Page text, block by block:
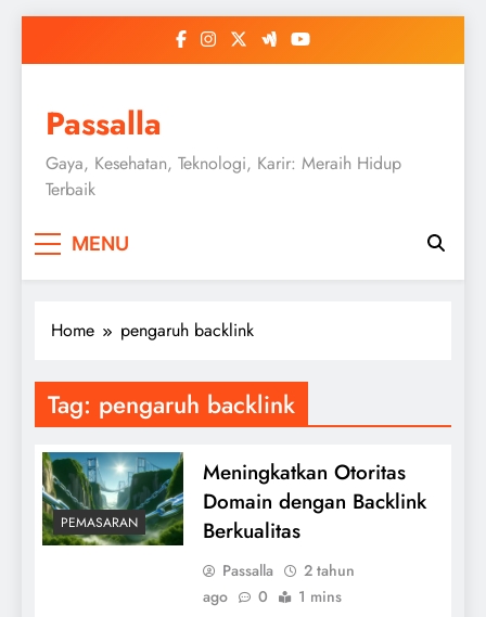
Passalla
Gaya, Kesehatan, Teknologi, Karir: Meraih Hidup
Terbaik
MENU
Home pengaruh backlink
Tag: pengaruh backlink
PEMASARAN
Meningkatkan Otoritas
Domain dengan Backlink
Berkualitas
Passalla
2 tahun
ago
0 1 mins